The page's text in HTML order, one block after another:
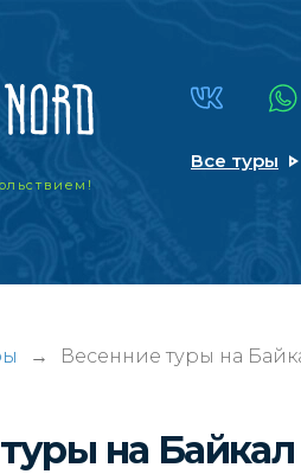
Все туры
→ Весенние туры на
на